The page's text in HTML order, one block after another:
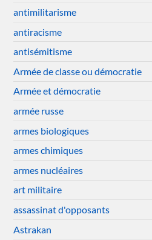
antimilitarisme
antiracisme
antisémitisme
Armée de classe ou démocratie
Armée et démocratie
armée russe
armes biologiques
armes chimiques
armes nucléaires
art militaire
assassinat d'opposants
Astrakan